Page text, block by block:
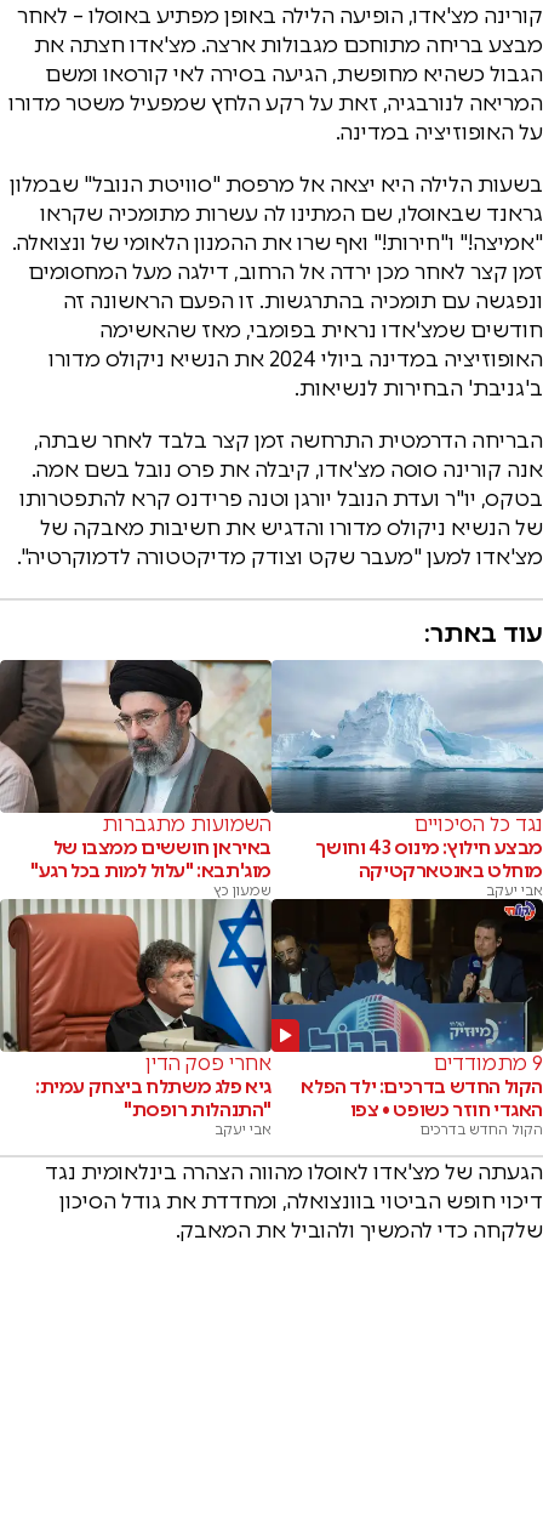
קורינה מצ'אדו, הופיעה הלילה באופן מפתיע באוסלו – לאחר
מבצע בריחה מתוחכם מגבולות ארצה. מצ'אדו חצתה את
הגבול כשהיא מחופשת, הגיעה בסירה לאי קורסאו ומשם
המריאה לנורבגיה, זאת על רקע הלחץ שמפעיל משטר מדורו
על האופוזיציה במדינה.
בשעות הלילה היא יצאה אל מרפסת "סוויטת הנובל" שבמלון
גראנד שבאוסלו, שם המתינו לה עשרות מתומכיה שקראו
"אמיצה!" ו"חירות!" ואף שרו את ההמנון הלאומי של ונצואלה.
זמן קצר לאחר מכן ירדה אל הרחוב, דילגה מעל המחסומים
ונפגשה עם תומכיה בהתרגשות. זו הפעם הראשונה זה
חודשים שמצ'אדו נראית בפומבי, מאז שהאשימה
האופוזיציה במדינה ביולי 2024 את הנשיא ניקולס מדורו
ב'גניבת' הבחירות לנשיאות.
הבריחה הדרמטית התרחשה זמן קצר בלבד לאחר שבתה,
אנה קורינה סוסה מצ'אדו, קיבלה את פרס נובל בשם אמה.
בטקס, יו"ר ועדת הנובל יורגן וטנה פרידנס קרא להתפטרותו
של הנשיא ניקולס מדורו והדגיש את חשיבות מאבקה של
מצ'אדו למען "מעבר שקט וצודק מדיקטטורה לדמוקרטיה".
עוד באתר:
נגד כל הסיכויים
מבצע חילוץ: מינוס 43 וחושך
מוחלט באנטארקטיקה
אבי יעקב
השמועות מתגברות
באיראן חוששים ממצבו של
מוג'תבא: "עלול למות בכל רגע"
שמעון כץ
9 מתמודדים
הקול החדש בדרכים: ילד הפלא
האגדי חוזר כשופט • צפו
הקול החדש בדרכים
אחרי פסק הדין
גיא פלג משתלח ביצחק עמית:
"התנהלות רופסת"
אבי יעקב
הגעתה של מצ'אדו לאוסלו מהווה הצהרה בינלאומית נגד
דיכוי חופש הביטוי בוונצואלה, ומחדדת את גודל הסיכון
שלקחה כדי להמשיך ולהוביל את המאבק.